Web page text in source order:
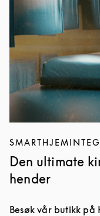
Den ultimate
hender
Besøk vår butikk på